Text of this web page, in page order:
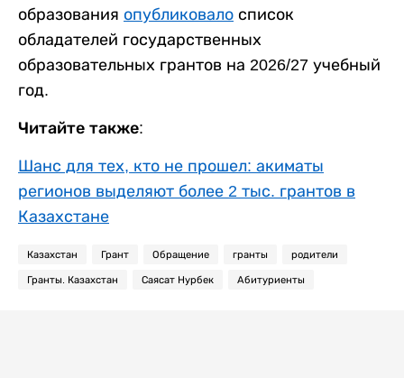
образования опубликовало список
обладателей государственных
образовательных грантов на 2026/27 учебный
год.
Читайте также:
Шанс для тех, кто не прошел: акиматы
регионов выделяют более 2 тыс. грантов в
Казахстане
Казахстан Грант Обращение гранты родители
Гранты. Казахстан Саясат Нурбек Абитуриенты